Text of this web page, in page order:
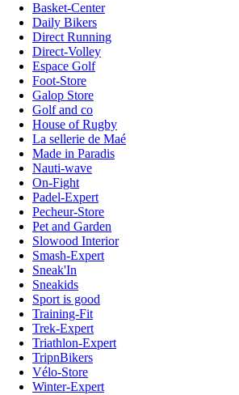
Basket-Center
Daily Bikers
Direct Running
Direct-Volley
Espace Golf
Foot-Store
Galop Store
Golf and co
House of Rugby
La sellerie de Maé
Made in Paradis
Nauti-wave
On-Fight
Padel-Expert
Pecheur-Store
Pet and Garden
Slowood Interior
Smash-Expert
Sneak'In
Sneakids
Sport is good
Training-Fit
Trek-Expert
Triathlon-Expert
TripnBikers
Vélo-Store
Winter-Expert